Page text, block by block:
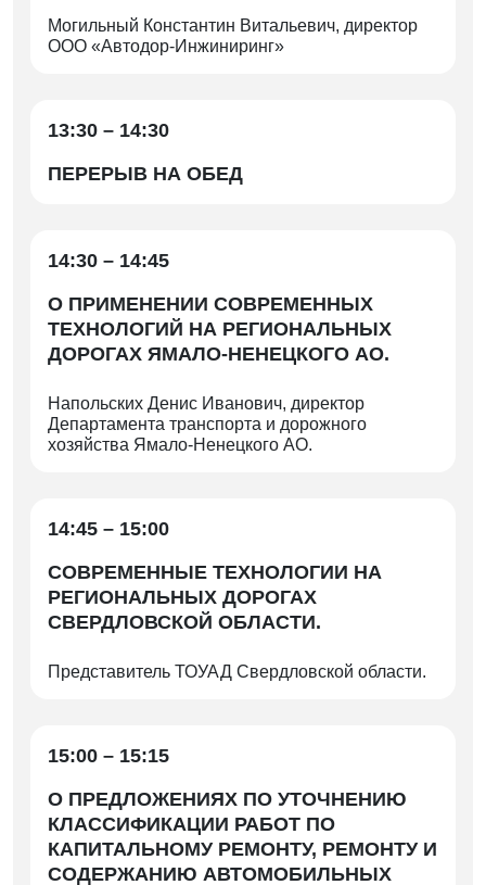
Могильный Константин Витальевич, директор
ООО «Автодор-Инжиниринг»
13:30 – 14:30
ПЕРЕРЫВ НА ОБЕД
14:30 – 14:45
О ПРИМЕНЕНИИ СОВРЕМЕННЫХ
ТЕХНОЛОГИЙ НА РЕГИОНАЛЬНЫХ
ДОРОГАХ ЯМАЛО-НЕНЕЦКОГО АО.
Напольских Денис Иванович, директор
Департамента транспорта и дорожного
хозяйства Ямало-Ненецкого АО.
14:45 – 15:00
СОВРЕМЕННЫЕ ТЕХНОЛОГИИ НА
РЕГИОНАЛЬНЫХ ДОРОГАХ
СВЕРДЛОВСКОЙ ОБЛАСТИ.
Представитель ТОУАД Свердловской области.
15:00 – 15:15
О ПРЕДЛОЖЕНИЯХ ПО УТОЧНЕНИЮ
КЛАССИФИКАЦИИ РАБОТ ПО
КАПИТАЛЬНОМУ РЕМОНТУ, РЕМОНТУ И
СОДЕРЖАНИЮ АВТОМОБИЛЬНЫХ